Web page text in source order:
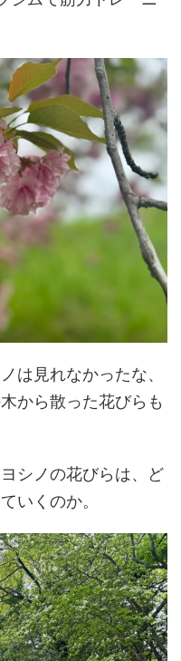
は見れなかったな、
から散った花びらも
シノの花びらは、ど
いくのか。